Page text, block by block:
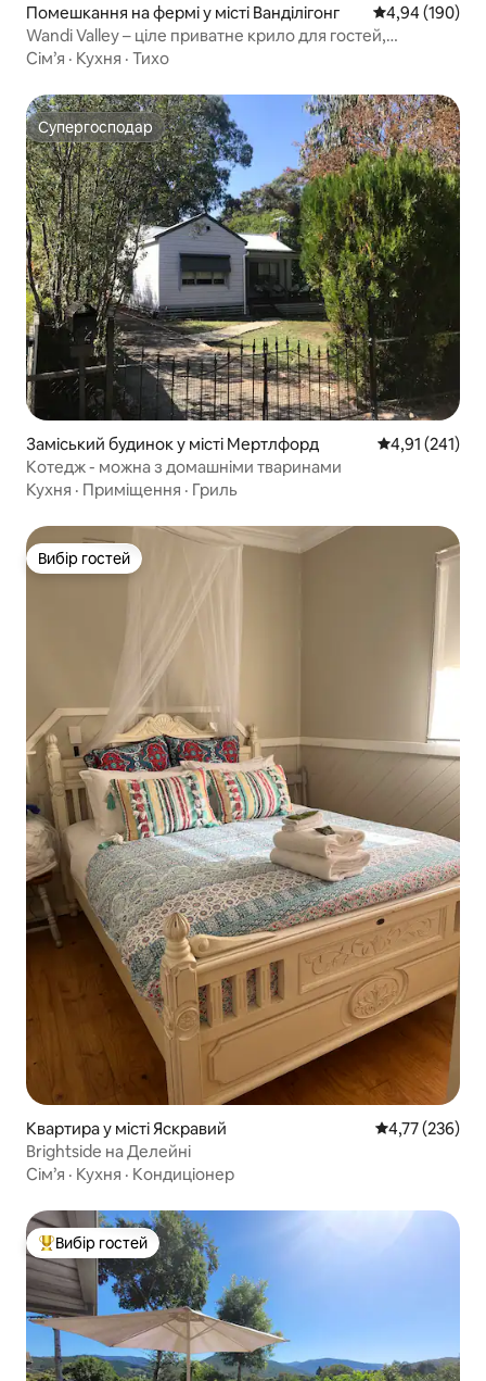
Помешкання на фермі у місті Ванділігонг Середня
4,94 (190)
Wandi Valley – ціле приватне крило для гостей,
4 спальні місця
Сім’я · Кухня · Тихо
Супергосподар
Супергосподар
Заміський будинок у місті Мертлфорд Середня
4,91 (241)
Котедж - можна з домашніми тваринами
Кухня · Приміщення · Гриль
Вибір гостей
Вибір гостей
Квартира у місті Яскравий Середня
4,77 (236)
Brightside на Делейні
Сім’я · Кухня · Кондиціонер
Топ вибір гостей
Вибір гостей